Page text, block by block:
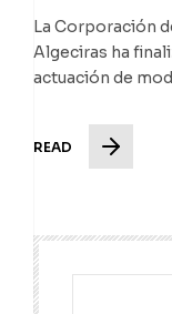
La Corporación
Algeciras ha
actuación de
READ